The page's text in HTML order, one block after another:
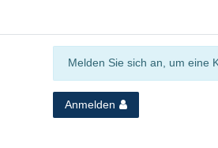
Melden Sie sich an, um eine
Anmelden